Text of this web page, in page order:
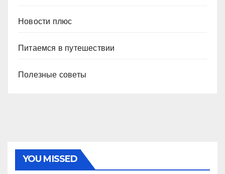
Новости плюс
Питаемся в путешествии
Полезные советы
YOU MISSED